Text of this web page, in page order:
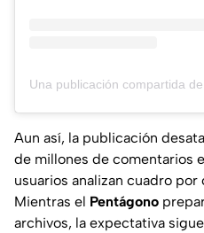
Aun así, la publicación
de millones de comentarios
usuarios analizan cuadro
Mientras el Pentágono
archivos, la expectativa